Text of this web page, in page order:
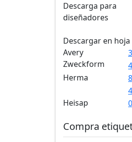
Descarga para
diseñadores
Descargar en
Avery
Zweckform
Herma
Heisap
Compra